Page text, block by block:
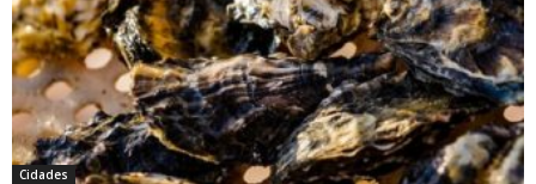
Cidades